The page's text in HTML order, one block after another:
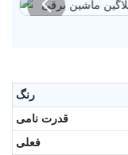
رنگ
قدرت نامی
فعلی